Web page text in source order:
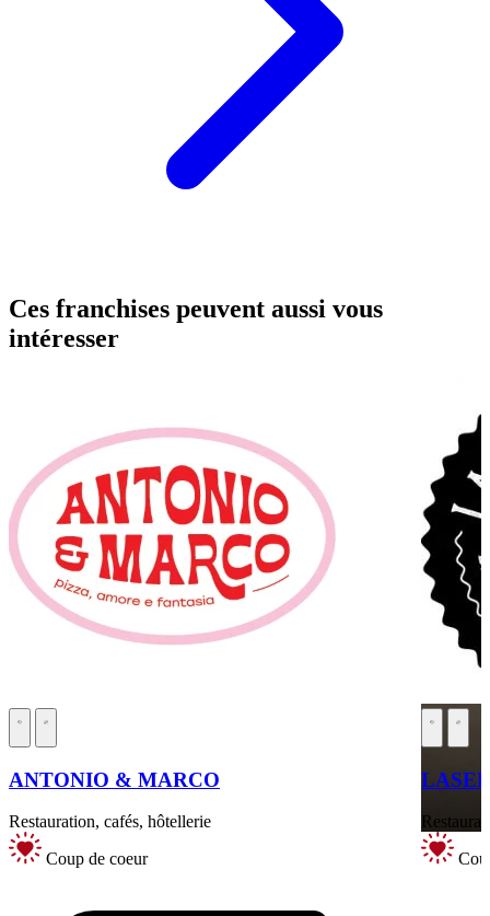
Ces franchises peuvent aussi vous
intéresser
ANTONIO & MARCO
Restauration, cafés, hôtellerie
Coup de coeur